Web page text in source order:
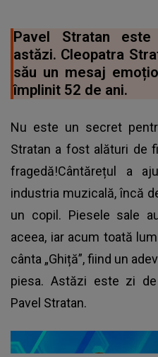
Pavel Stratan
astăzi. Cleopatra
său un mesaj
împlinit 52 de ani.
Nu este un secret
Stratan a fost alături de
fragedă!Cântărețul a
industria muzicală, încă
un copil. Piesele sale
aceea, iar acum toată
cânta „Ghiță”, fiind un
piesa. Astăzi este zi
Pavel Stratan.